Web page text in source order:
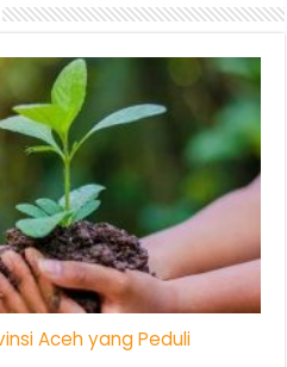
Aceh yang Peduli